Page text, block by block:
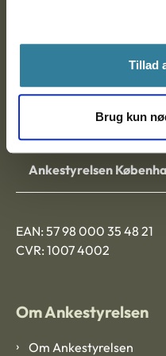
Tillad
Brug kun
Nytorv 7, 2. sal
Ankestyrelsen Aalborg
Ankestyrelsen
EAN: 57 98 000 35 48 21
CVR: 1007 4002
Om Ankestyrelsen
Om Ankestyrelsen